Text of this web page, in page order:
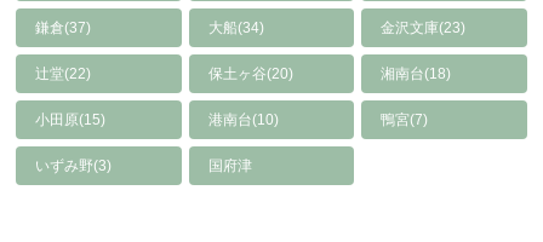
鎌倉(37) 大船(34) 金沢文庫(23)
辻堂(22) 保土ヶ谷(20) 湘南台(18)
小田原(15) 港南台(10) 鴨宮(7)
いずみ野(3) 国府津